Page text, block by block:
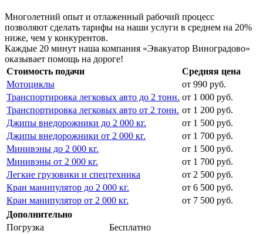
Многолетний опыт и отлаженный рабочий процесс
позволяют сделать тарифы на наши услуги в среднем на 20%
ниже, чем у конкурентов.
Каждые 20 минут наша компания «Эвакуатор Виноградово»
оказывает помощь на дороге!
Стоимость подачи
Средняя цена
Мотоциклы
от 990 руб.
Транспортировка легковых авто до 2 тонн. от 1 000 руб.
Транспортировка легковых авто от 2 тонн. от 1 200 руб.
Джипы внедорожники до 2 000 кг.
от 1 500 руб.
Джипы внедорожники от 2 000 кг.
от 1 700 руб.
Минивэны до 2 000 кг.
от 1 500 руб.
Минивэны от 2 000 кг.
от 1 700 руб.
Легкие грузовики и спецтехника
от 2 500 руб.
Кран манипулятор до 2 000 кг.
от 6 500 руб.
Кран манипулятор от 2 000 кг.
от 7 500 руб.
Дополнительно
Погрузка
Бесплатно